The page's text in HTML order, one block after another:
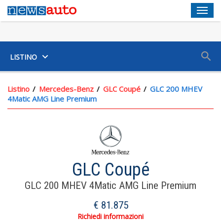
LISTINO
Listino Mercedes-Benz GLC Coupé
GLC 200 MHEV
4Matic AMG Line Premium
GLC Coupé
GLC 200 MHEV 4Matic AMG Line Premium
€ 81.875
Richiedi informazioni
Chiusura Centralizzata Scheda
Portabicchiere Ai Sedili Anteriori
Schermo Display Touch Screen, Plancia Centrale 1, 30,2,
Indic. Pressione Insuff. Pneumatici Display Pressione E
Sensore Sul Cerchio
Pannello Strumenti Con Schermo Tft Riconfigurabile